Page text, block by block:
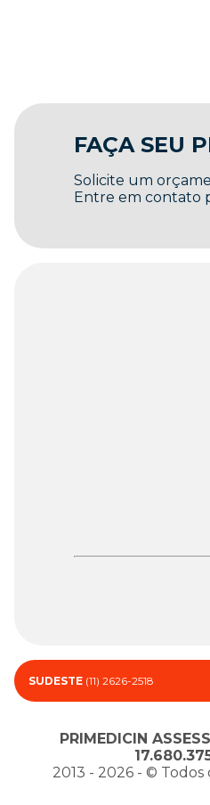
FAÇA SEU
Solicite um
Entre em contato
SUDESTE (11) 2626-2518
PRIMEDICIN
2013 - 2026 - ©️ Todos